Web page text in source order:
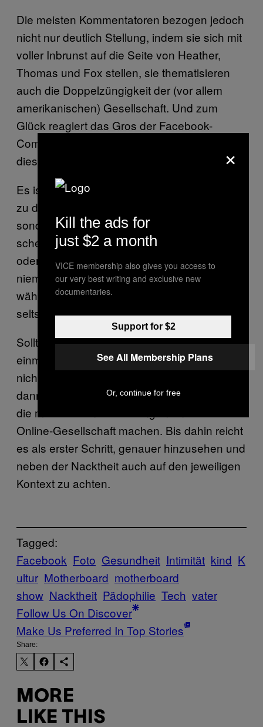
Die meisten Kommentatoren bezogen jedoch
nicht nur deutlich Stellung, indem sie sich mit
voller Inbrunst auf die Seite von Heather,
Thomas und Fox stellen, sie thematisieren
auch die Doppelzüngigkeit der (vor allem
amerikanischen) Gesellschaft. Und zum
Glück reagiert das Gros der Facebook-
Community verstört auf Vorschläge wie
diesen:
Es ist in Ordnung mit deinem Kind zusammen
zu duschen, aber es ist ein bisschen
sonderbar, dass der Vater nackt zu sein
scheint!! Er könnte eine kleine Shorts und/
oder ein T-Shirt anhaben. Ich vermute, dass
niemand je mit seinem Kind geduscht hat,
während er nackt war 100%. Das wäre
seltsam!!
Sollte die Angst vor nackter Haut irgendwann
einmal solche Auswüchse erreichen, dass wir
nicht einmal mehr nackt duschen können,
dann sollten wir uns wirklich Gedanken um
die moralischen Vorstellungen unserer
Online-Gesellschaft machen. Bis dahin reicht
es als erster Schritt, genauer hinzusehen und
neben der Nacktheit auch auf den jeweiligen
Kontext zu achten.
Tagged:
Facebook Foto Gesundheit Intimität kind K
ultur Motherboard motherboard
show Nacktheit Pädophilie Tech vater
Follow Us On Discover
Make Us Preferred In Top Stories
Share:
MORE
LIKE THIS
×
Kill the ads for
just $2 a month
VICE membership also gives you access to
our very best writing and exclusive new
documentaries.
Support for $2
See All Membership Plans
Or, continue for free